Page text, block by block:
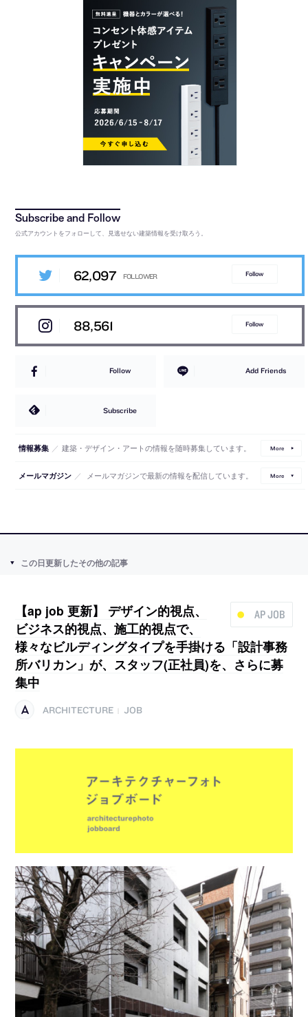
公式アカウントをフォローして、見逃せない建築情報を受け取ろう。
62,097 Follow
88,561 Follow
Follow Add Friends
Subscribe
情報募集 ／ 建築・デザイン・アートの情報を随時募集しています。 More
メールマガジン ／ メールマガジンで最新の情報を配信しています。 More
この日更新したその他の記事
AP JOB
【ap job 更新】 デザイン的視点、
ビジネス的視点、施工的視点で、
様々なビルディングタイプを手掛ける「設計事務
所バリカン」が、スタッフ(正社員)を、さらに募
集中
ARCHITECTURE JOB